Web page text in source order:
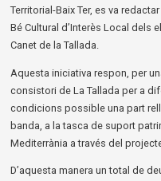
Territorial-Baix Ter, es va
Bé Cultural d’Interès Local dels
Canet de la Tallada.
Aquesta iniciativa respon, per
consistori de La Tallada per a
condicions possible una part
banda, a la tasca de suport
Mediterrània a través del
D’aquesta manera un total de